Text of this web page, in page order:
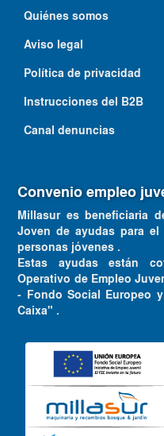
Quiénes somos
Aviso legal
Política de privacidad
Instrucciones del B2B
Canal denuncias
Convenio empleo
Millasur es beneficiaria
Joven de ayudas para
personas jóvenes .
Estas ayudas están
Operativo de Empleo
- Fondo Social Europeo
Caixa" .